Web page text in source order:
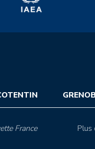
France Plus